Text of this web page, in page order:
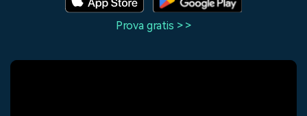
Tip per Live-Streaming
Siamo qui per aiutarti
Scopri come i nostri clienti
Prova gratis > >